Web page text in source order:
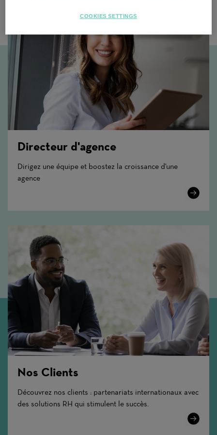
Directeur d'agence
Dirigez une équipe et boostez la croissance d'une
agence
Learn
Nos Clients
Découvrez nos clients : partenariats internationaux avec
des solutions RH qui stimulent le succès.
Learn
COOKIES SETTINGS